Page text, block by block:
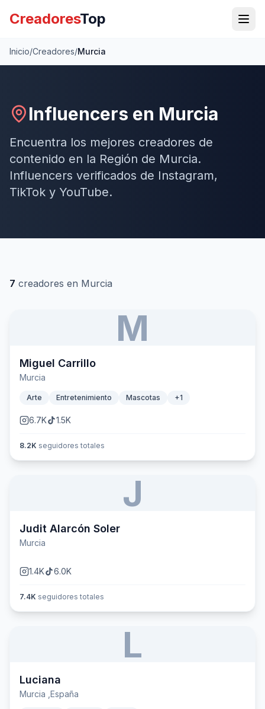
CreadoresTop
Inicio/Creadores/Murcia
Influencers en Murcia
Encuentra los mejores creadores de
contenido en la Región de Murcia.
Influencers verificados de Instagram,
TikTok y YouTube.
7 creadores en Murcia
M
Miguel Carrillo
Murcia
Arte Entretenimiento Mascotas +1
6.7K 1.5K
8.2K seguidores totales
J
Judit Alarcón Soler
Murcia
1.4K 6.0K
7.4K seguidores totales
L
Luciana
Murcia ,España